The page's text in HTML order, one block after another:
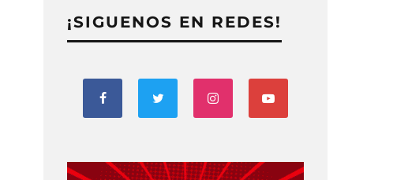
¡SIGUENOS EN REDES!